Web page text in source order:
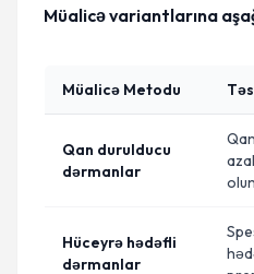
Müalicə variantlarına
Müalicə Metodu
Qan durulducu
dərmanlar
Hüceyrə hədəfli
dərmanlar